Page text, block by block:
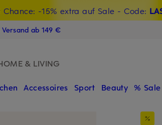
Chance: -15% extra auf Sale - Code:
Willkommensgutschein mit Beyond
ab 149 €
& LIVING
Accessoires Sport Beauty % Sale